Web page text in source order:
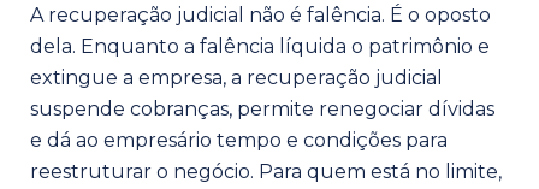
A recuperação judicial não é falência. É o oposto
dela. Enquanto a falência líquida o patrimônio e
extingue a empresa, a recuperação judicial
suspende cobranças, permite renegociar dívidas
e dá ao empresário tempo e condições para
reestruturar o negócio. Para quem está no limite,